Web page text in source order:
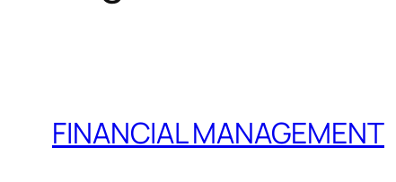
FINANCIAL MANAGEMENT